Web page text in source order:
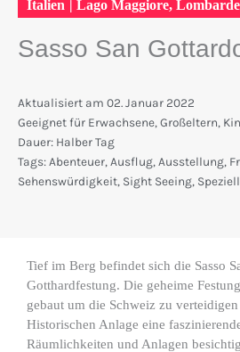
Italien | Lago Maggiore,
Sasso San
Aktualisiert am 02. Januar 2022
Geeignet für Erwachsene, Großeltern,
Dauer: Halber Tag
Tags: Abenteuer, Ausflug, Ausstellung,
Sehenswürdigkeit, Sight Seeing,
Tief im Berg befindet sich die Sasso
Gotthardfestung. Die geheime
gebaut um die Schweiz zu
Historischen Anlage eine
Räumlichkeiten und Anlagen